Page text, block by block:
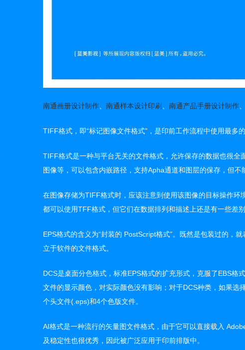
南通画册设计制作、 南通样本设计印刷 、 南通产品手册设计制作、
TIFF格式，即“标记图像文件格式”，是印前工作流程中使用最多
TIFF格式是一种与平台无关的文件格式，允许保存的数据也很
图像等，可以包含内嵌路径，支持Apha通道和图层的保存，但不
在图像存储为TIFF格式时，应该注意到使用该图像的目标操作
都可以使用TFF格式，但它们在数据排列和描述上还是有一些差别
EPS格式的含义为“封装的 PostScript格式”。既然是包装过的，
立于软件的文件格式。
DCS是桌面分色格式，标准EPS格式的扩充形式，克服了EBS
文件的显示颜色，对实际颜色没有影响；对于DCS种类，如果
个头文件(.eps)和4个色版文件。
AI格式是一种流行的矢量图文件格式，由于它可以直接载入
及稳定性也很优秀，因此被广泛应用于印前排版中。